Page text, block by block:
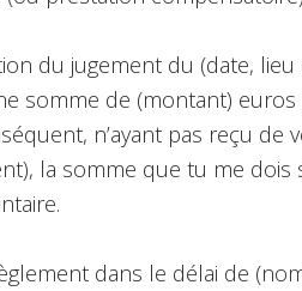
du jugement du (date,
somme de (montant)
n’ayant pas reçu
la somme que tu me dois
dans le délai de